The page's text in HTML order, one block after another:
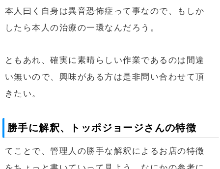
本人曰く自身は異音恐怖症って事なので、もしか
したら本人の治療の一環なんだろう。
ともあれ、確実に素晴らしい作業であるのは間違
い無いので、興味がある方は是非問い合わせて頂
きたい。
勝手に解釈、トッポジョージさんの特徴
てことで、管理人の勝手な解釈によるお店の特徴